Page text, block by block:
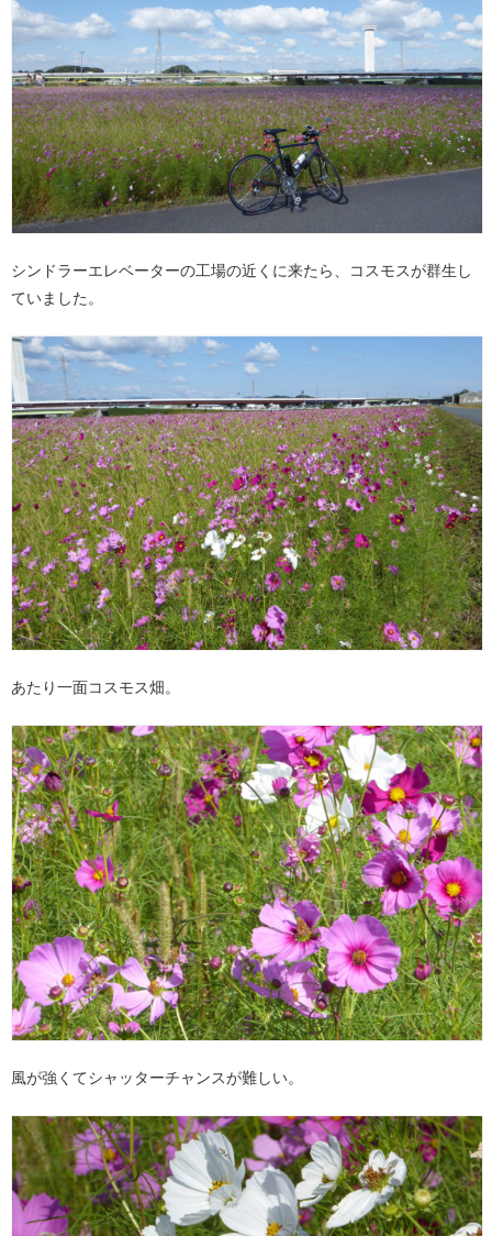
シンドラーエレベーターの工場の近くに来たら、コスモスが群生し
ていました。
あたり一面コスモス畑。
風が強くてシャッターチャンスが難しい。